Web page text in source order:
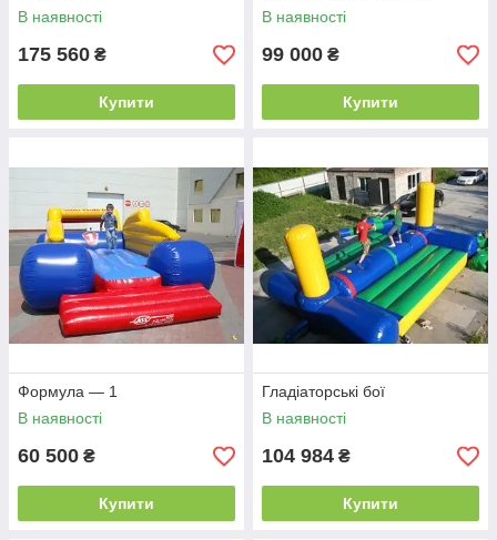
В наявності
175 560 ₴
Купити
В наявності
99 000 ₴
Купити
Формула — 1
В наявності
60 500 ₴
Купити
Гладіаторські бої
В наявності
104 984 ₴
Купити